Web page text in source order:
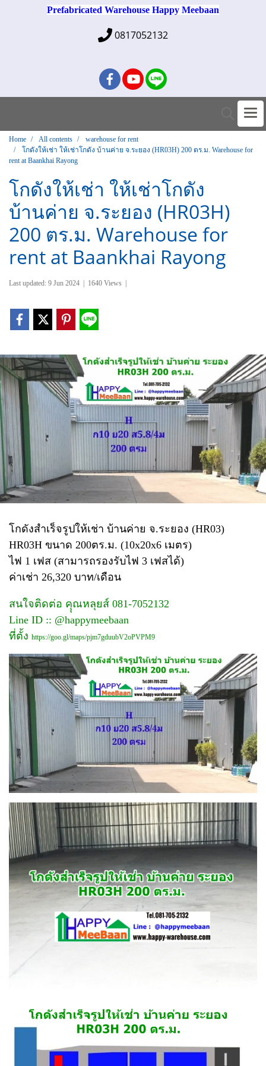
Prefabricated Warehouse Happy Meebaan
0817052132
Home All contents
warehouse for rent
โกดังให้เช่า ให้เช่าโกดัง บ้านค่าย จ.ระยอง (HR03H) 200 ตร.ม. Warehouse for
rent at Baankhai Rayong
โกดังให้เช่า ให้เช่าโกดัง
บ้านค่าย จ.ระยอง (HR03H)
200 ตร.ม. Warehouse for
rent at Baankhai Rayong
Last updated: 9 Jun 2024 1640 Views
โกดังสำเร็จรูปให้เช่า บ้านค่าย จ.ระยอง (HR03)
HR03H ขนาด 200ตร.ม. (10x20x6 เมตร)
ไฟ 1 เฟส (สามารถรองรับไฟ 3 เฟสได้)
ค่าเช่า 26,320 บาท/เดือน
สนใจติดต่อ คุุณหลุยส์ 081-7052132
Line ID :: @happymeebaan
ที่ตั้ง https://goo.gl/maps/pjm7gduubV2oPVPM9